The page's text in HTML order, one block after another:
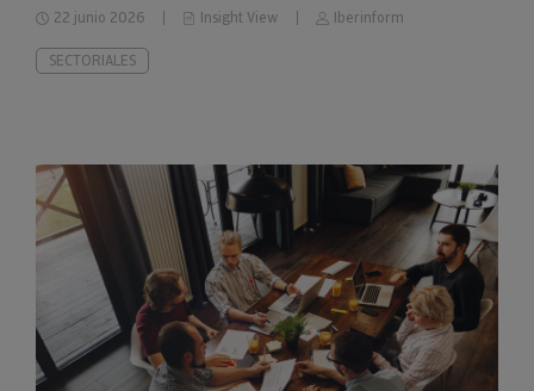
22 junio 2026 Insight View Iberinform
SECTORIALES